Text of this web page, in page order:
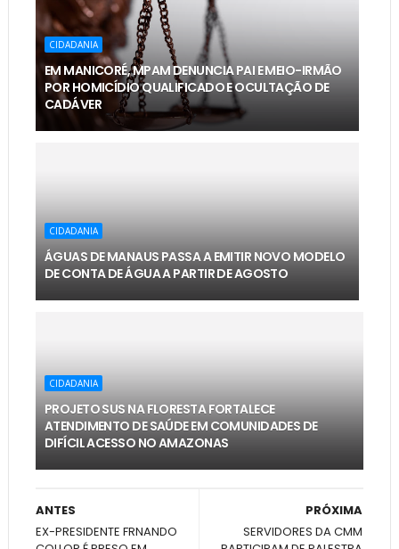
CIDADANIA
EM MANICORÉ, MPAM DENUNCIA PAI E MEIO-IRMÃO
POR HOMICÍDIO QUALIFICADO E OCULTAÇÃO DE
CADÁVER
CIDADANIA
ÁGUAS DE MANAUS PASSA A EMITIR NOVO MODELO
DE CONTA DE ÁGUA A PARTIR DE AGOSTO
CIDADANIA
PROJETO SUS NA FLORESTA FORTALECE
ATENDIMENTO DE SAÚDE EM COMUNIDADES DE
DIFÍCIL ACESSO NO AMAZONAS
PRÓXIMA
SERVIDORES DA CMM
ANTES
EX-PRESIDENTE FRNANDO